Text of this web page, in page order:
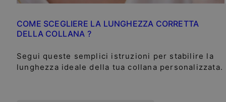
COME SCEGLIERE LA LUNGHEZZA CORRETTA
DELLA COLLANA ?
Segui queste semplici istruzioni per stabilire la
lunghezza ideale della tua collana personalizzata.